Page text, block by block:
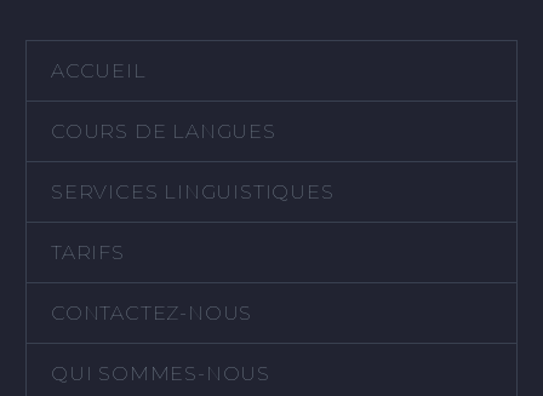
ACCUEIL
COURS DE LANGUES
SERVICES LINGUISTIQUES
TARIFS
CONTACTEZ-NOUS
QUI SOMMES-NOUS